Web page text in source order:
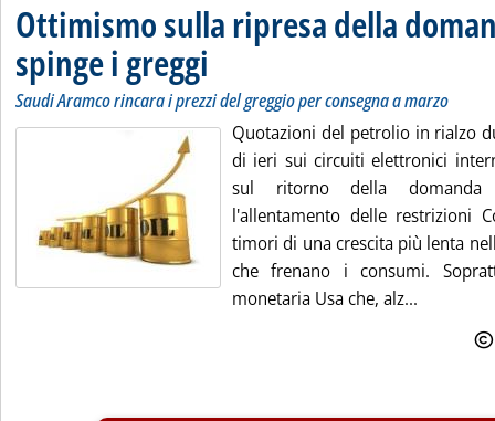
Ottimismo sulla ripresa della
spinge i greggi
Saudi Aramco rincara i prezzi del greggio per consegna a marzo
Quotazioni del petrolio in rialzo
di ieri sui circuiti elettronici
sul ritorno della
l'allentamento delle restrizioni
timori di una crescita più lenta
che frenano i consumi.
monetaria Usa che, alz...